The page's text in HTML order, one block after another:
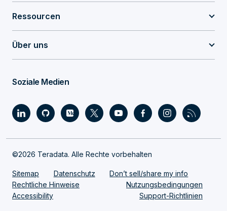
Ressourcen
Über uns
Soziale Medien
©2026 Teradata. Alle Rechte vorbehalten
Sitemap Datenschutz
Don’t sell/share my info
Rechtliche Hinweise
Nutzungsbedingungen
Accessibility
Support-Richtlinien